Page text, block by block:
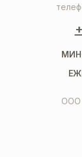
ООО